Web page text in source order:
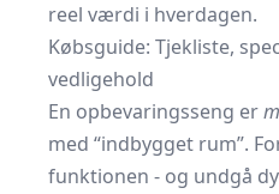
reel værdi i hverdagen.
Købsguide: Tjekliste,
vedligehold
En opbevaringsseng er
med “indbygget rum”.
funktionen - og undgå